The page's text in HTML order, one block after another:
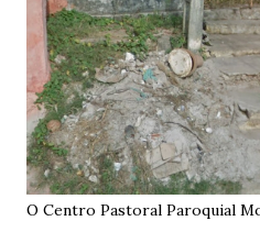
O Centro Pastoral Paroquial